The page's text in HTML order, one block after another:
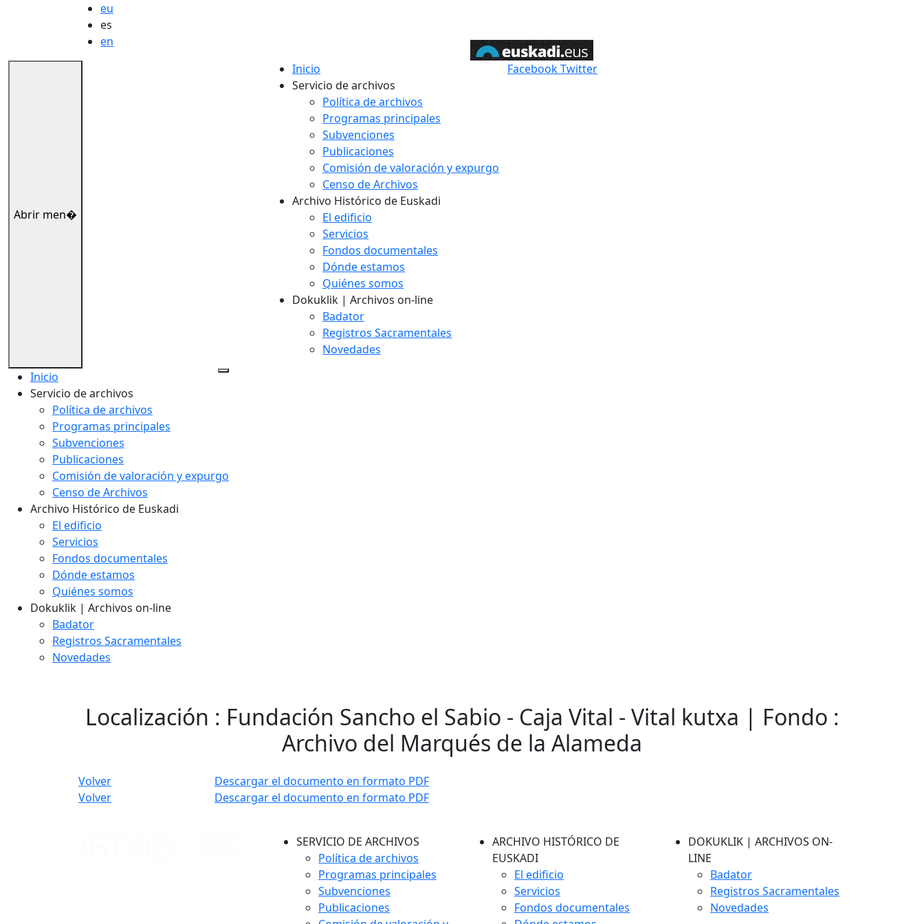
eu
es
en
Abrir men�
Inicio
Servicio de archivos
Política de archivos
Programas principales
Subvenciones
Publicaciones
Comisión de valoración y expurgo
Censo de Archivos
Archivo Histórico de Euskadi
El edificio
Servicios
Fondos documentales
Dónde estamos
Quiénes somos
Dokuklik | Archivos on-line
Badator
Registros Sacramentales
Novedades
FacebookTwitter
Inicio
Servicio de archivos
Política de archivos
Programas principales
Subvenciones
Publicaciones
Comisión de valoración y expurgo
Censo de Archivos
Archivo Histórico de Euskadi
El edificio
Servicios
Fondos documentales
Dónde estamos
Quiénes somos
Dokuklik | Archivos on-line
Badator
Registros Sacramentales
Novedades
Localización : Fundación Sancho el Sabio - Caja Vital - Vital kutxa | Fondo :
Archivo del Marqués de la Alameda
Volver
Descargar el documento en formato PDF
Volver
Descargar el documento en formato PDF
SERVICIO DE ARCHIVOS
Política de archivos
Programas principales
Subvenciones
Publicaciones
ARCHIVO HISTÓRICO DE
EUSKADI
El edificio
Servicios
Fondos documentales
DOKUKLIK | ARCHIVOS ON-
LINE
Badator
Registros Sacramentales
Novedades